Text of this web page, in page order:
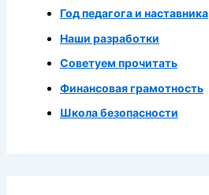
Год педагога и наставника
Наши разработки
Советуем прочитать
Финансовая грамотность
Школа безопасности